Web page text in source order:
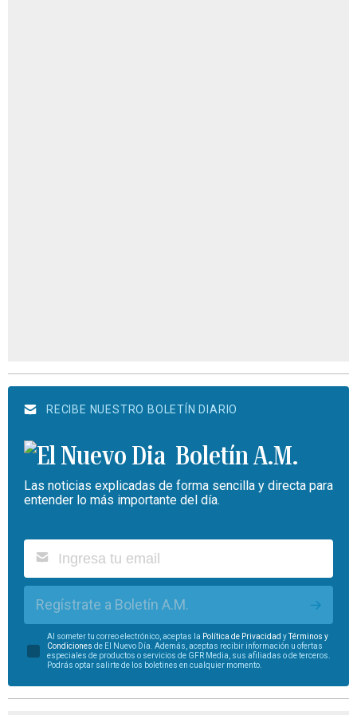
RECIBE NUESTRO BOLETÍN DIARIO
Boletín A.M.
Las noticias explicadas de forma sencilla y directa para
entender lo más importante del día.
Regístrate a Boletín A.M.
Al someter tu correo electrónico, aceptas la Política de Privacidad yTérminos y
Condiciones de El Nuevo Día. Además, aceptas recibir información u ofertas
especiales de productos o servicios de GFR Media, sus afiliadas o de terceros.
Podrás optar salirte de los boletines en cualquier momento.